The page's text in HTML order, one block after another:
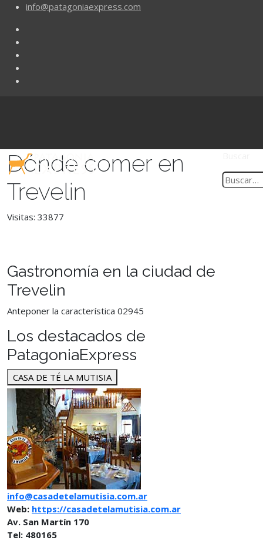
info@patagoniaexpress.com
Dónde comer en
Trevelin
Visitas: 33877
Gastronomía en la ciudad de
Trevelin
Anteponer la característica 02945
Los destacados de
PatagoniaExpress
CASA DE TÉ LA MUTISIA
info@casadetelamutisia.com.ar
Web: https://casadetelamutisia.com.ar
Av. San Martín 170
Tel: 480165